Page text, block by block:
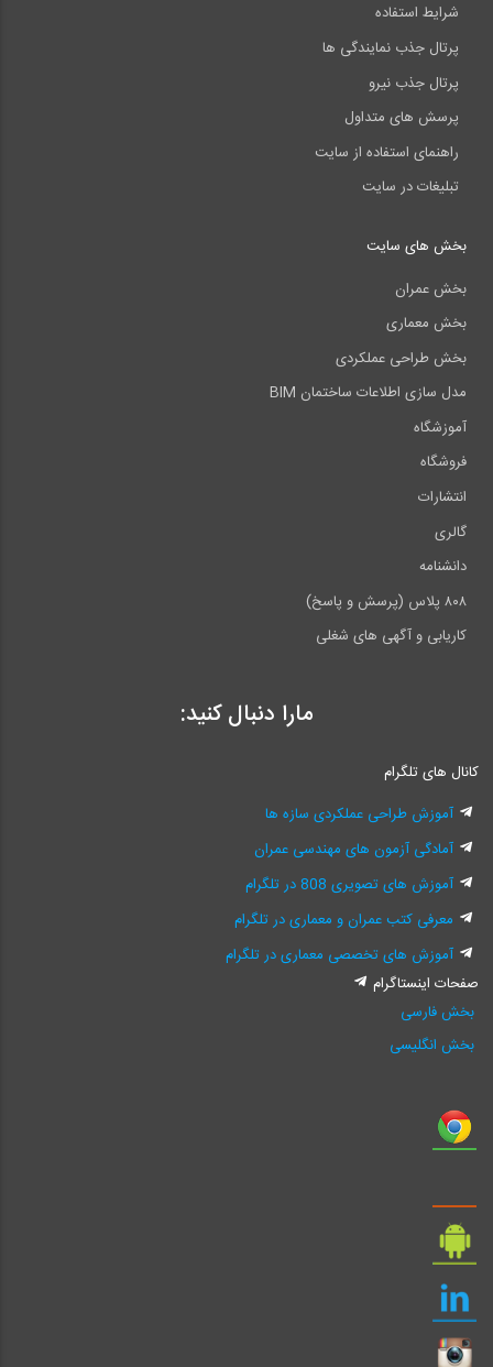
شرایط استفاده
پرتال جذب نمایندگی ها
پرتال جذب نیرو
پرسش های متداول
راهنمای استفاده از سایت
تبلیغات در سایت
بخش های سایت
بخش عمران
بخش معماری
بخش طراحی عملکردی
مدل سازی اطلاعات ساختمان BIM
آموزشگاه
فروشگاه
انتشارات
گالری
دانشنامه
۸۰۸ پلاس (پرسش و پاسخ)
کاریابی و آگهی های شغلی
مارا دنبال کنید:
کانال های تلگرام
آموزش طراحی عملکردی سازه ها
آمادگی آزمون های مهندسی عمران
آموزش های تصویری 808 در تلگرام
معرفی کتب عمران و معماری در تلگرام
آموزش های تخصصی معماری در تلگرام
صفحات اینستاگرام
بخش فارسی
بخش انگلیسی